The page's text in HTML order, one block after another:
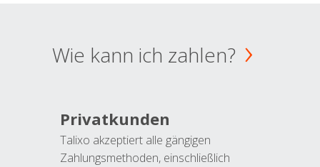
Wie kann ich zahlen?
Privatkunden
Talixo akzeptiert alle gängigen
Zahlungsmethoden, einschließlich